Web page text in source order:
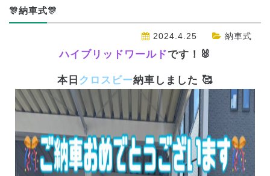
🎊納車式🎊
2024.4.25 納車式
ハイブリッドワールドです！🐰
本日 クロスビー納車しました 🥰